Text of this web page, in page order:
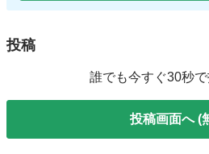
投稿
誰でも今すぐ30秒
投稿画面へ (